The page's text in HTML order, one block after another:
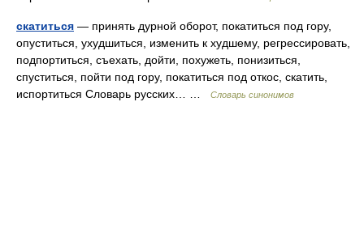
скатиться — принять дурной оборот, покатиться под гору,
опуститься, ухудшиться, изменить к худшему, регрессировать,
подпортиться, съехать, дойти, похужеть, понизиться,
спуститься, пойти под гору, покатиться под откос, скатить,
испортиться Словарь русских… …
Словарь синонимов